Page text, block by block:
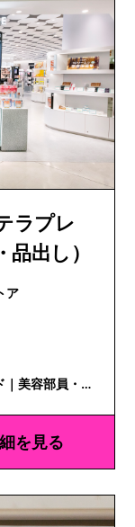
ラプレ
出し）
トア
美容部員・
を見る